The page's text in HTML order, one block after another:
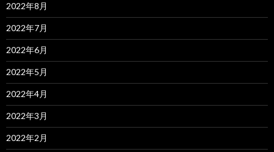
2022年8月
2022年7月
2022年6月
2022年5月
2022年4月
2022年3月
2022年2月